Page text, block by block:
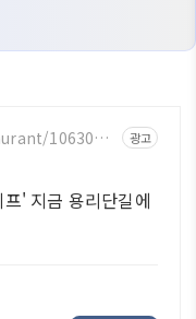
1063095
광고
' 지금 용리단길에